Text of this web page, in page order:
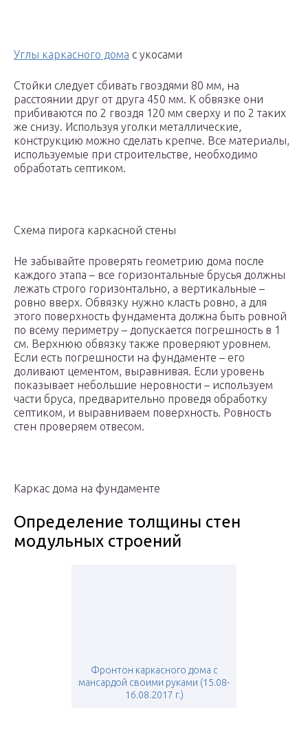
Углы каркасного дома с укосами
Стойки следует сбивать гвоздями 80 мм, на
расстоянии друг от друга 450 мм. К обвязке они
прибиваются по 2 гвоздя 120 мм сверху и по 2 таких
же снизу. Используя уголки металлические,
конструкцию можно сделать крепче. Все материалы,
используемые при строительстве, необходимо
обработать септиком.
Схема пирога каркасной стены
Не забывайте проверять геометрию дома после
каждого этапа – все горизонтальные брусья должны
лежать строго горизонтально, а вертикальные –
ровно вверх. Обвязку нужно класть ровно, а для
этого поверхность фундамента должна быть ровной
по всему периметру – допускается погрешность в 1
см. Верхнюю обвязку также проверяют уровнем.
Если есть погрешности на фундаменте – его
доливают цементом, выравнивая. Если уровень
показывает небольшие неровности – используем
части бруса, предварительно проведя обработку
септиком, и выравниваем поверхность. Ровность
стен проверяем отвесом.
Каркас дома на фундаменте
Определение толщины стен
модульных строений
Фронтон каркасного дома с
мансардой своими руками (15.08-
16.08.2017 г.)